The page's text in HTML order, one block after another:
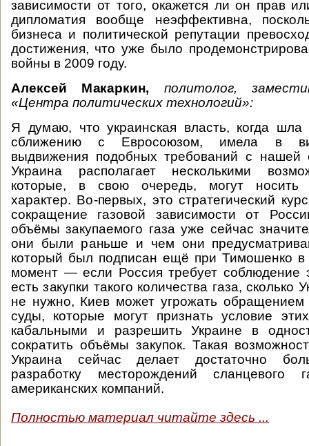
зависимости от того, окажется ли он прав
дипломатия вообще неэффективна,
бизнеса и политической репутации
достижения, что уже было
войны в 2009 году.
Алексей Макаркин, политолог,
«Центра политических технологий»:
Я думаю, что украинская власть, когда
сближению с Евросоюзом, имела в
выдвижения подобных требований с нашей
Украина располагает несколькими
которые, в свою очередь, могут носить
характер. Во-первых, это стратегический
сокращение газовой зависимости от
объёмы закупаемого газа уже сейчас
они были раньше и чем они
который был подписан ещё при Тимошенко в
момент — если Россия требует соблюдение
есть закупки такого количества газа, сколько
не нужно, Киев может угрожать
суды, которые могут признать условие
кабальными и разрешить Украине в
сократить объёмы закупок. Такая
Украина сейчас делает достаточно
разработку месторождений сланцевого
американских компаний.
Полностью материал читайте здесь ...